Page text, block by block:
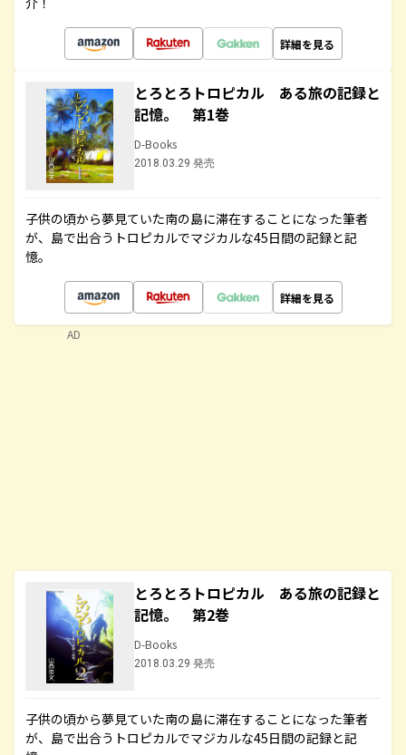
詳細を見る
とろとろトロピカル ある旅の記録と
記憶。 第1巻
D-Books
2018.03.29 発売
子供の頃から夢見ていた南の島に滞在することになった筆者
が、島で出合うトロピカルでマジカルな45日間の記録と記
憶。
詳細を見る
とろとろトロピカル ある旅の記録と
記憶。 第2巻
D-Books
2018.03.29 発売
子供の頃から夢見ていた南の島に滞在することになった筆者
が、島で出合うトロピカルでマジカルな45日間の記録と記
AD